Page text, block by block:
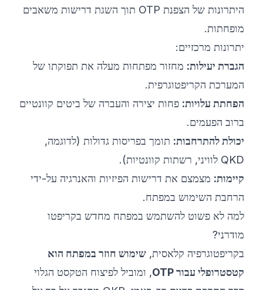
היתרונות של הצפנת OTP תוך השגת דרישות משאבים
מופחתות.
יתרונות מרכזיים:
הגברת יעילות: מחזור מפתחות מעלה את תפוקתו של
המערכת הקריפטוגרפית.
הפחתת עלויות: פחות יצירה והעברה של ביטים קוונטיים
ברוב הפעמים.
יכולת להתרחבות: תומך בפריסות גדולות (לדוגמה,
QKD לוויני, רשתות קוונטיות).
קיימות: מצמצם את דרישות הפיזיות והאנרגיה על-ידי
הרחבת השימוש במפתח.
למה לא פשוט להשתמש במפתח מחדש בקריפטו
מודרני?
בקריפטוגרפיה קלאסית, שימוש חוזר במפתח הוא
קטסטרופלי עבור OTP
, ומוביל לפיצוח הטקסט הגלוי